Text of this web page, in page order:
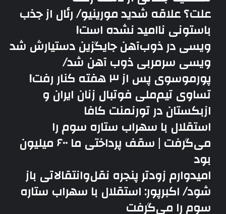
علت؟ علاقه شدید مورینیو/ رئال از جذب
باستونی ناامید نشده است!
ویسی در ذوب‌آهن جایگزین دستیارش شد
ویسی سرمربی ذوب آهن شد/
پورموسوی پس از ۳ هفته کنار رفت!
تساوی تیم‌ملی فوتبال زنان ایران و
ازبکستان در تورنمنت کافا
استقلال با سهراب ستاره سوم را
می‌گرفت | سقف پرداختی ما ۶۰۰ میلیون
بود
امیدوارم زودتر پنجره نقل‌وانتقالاتی باز
شود/ اکبرپور: استقلال با سهراب ستاره
سوم را می‌گرفت